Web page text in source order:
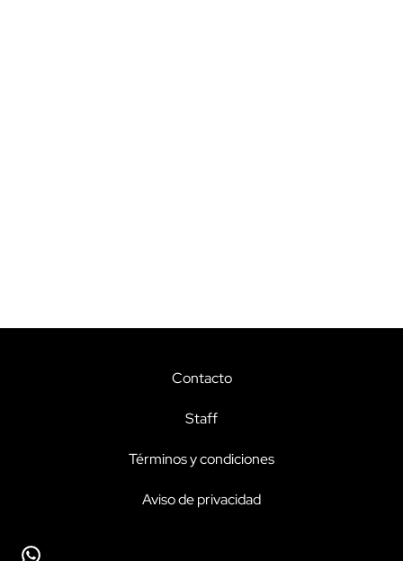
Contacto
Staff
Términos y condiciones
Aviso de privacidad